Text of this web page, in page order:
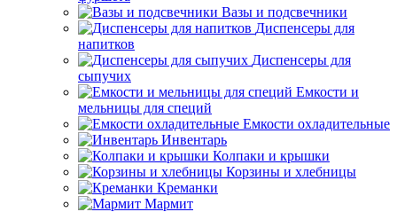
Вазы и подсвечники
Диспенсеры для
напитков
Диспенсеры для
сыпучих
Емкости и
мельницы для специй
Емкости охладительные
Инвентарь
Колпаки и крышки
Корзины и хлебницы
Креманки
Мармит